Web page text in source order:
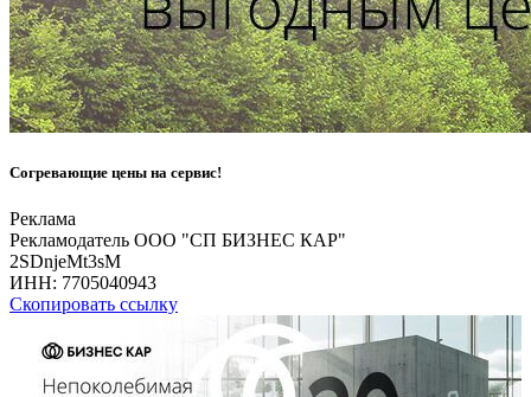
Согревающие цены на сервис!
Реклама
Рекламодатель ООО "СП БИЗНЕС КАР"
2SDnjeMt3sM
ИНН: 7705040943
Скопировать ссылку